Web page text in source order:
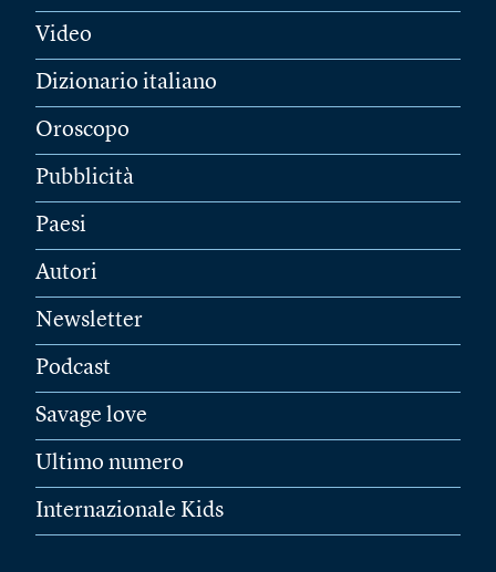
Video
Dizionario italiano
Oroscopo
Pubblicità
Paesi
Autori
Newsletter
Podcast
Savage love
Ultimo numero
Internazionale Kids